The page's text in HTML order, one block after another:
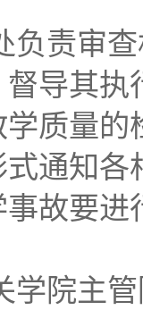
负责审
导其
质量
通知
故要
学院主